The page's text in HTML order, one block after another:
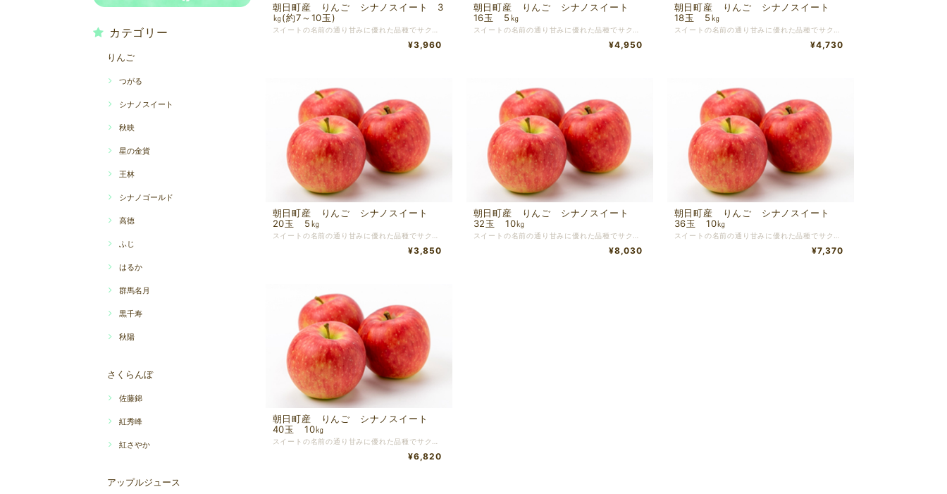
カテゴリー
りんご
つがる
シナノスイート
秋映
星の金貨
王林
シナノゴールド
高徳
ふじ
はるか
群馬名月
黒千寿
秋陽
さくらんぼ
佐藤錦
紅秀峰
紅さやか
アップルジュース
朝日町産 りんご シナノスイート 3
㎏(約7～10玉)
¥3,960
朝日町産 りんご シナノスイート
16玉 5㎏
¥4,950
朝日町産 りんご シナノスイート
18玉 5㎏
¥4,730
朝日町産 りんご シナノスイート
20玉 5㎏
¥3,850
朝日町産 りんご シナノスイート
32玉 10㎏
¥8,030
朝日町産 りんご シナノスイート
36玉 10㎏
¥7,370
朝日町産 りんご シナノスイート
40玉 10㎏
スイートの名前の通り甘みに優れた品種でサクサクとした食感です。 表面が蝋物質でベタベタすることがありますがこれが完熟のサインです！ ※切った時に中央の芯の部分が変色し痛んだ様になっていることがあります。その場合はその部分を取り除いてからお召し上がり頂きますようお願い致します。
¥6,820